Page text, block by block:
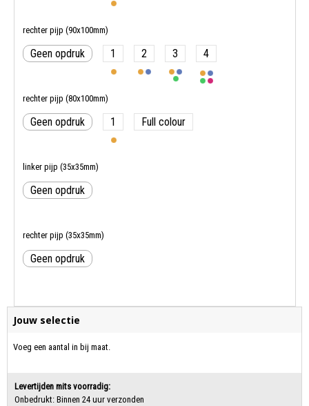
rechter pijp (90x100mm)
Geen opdruk 1 2 3 4
rechter pijp (80x100mm)
Geen opdruk 1 Full colour
linker pijp (35x35mm)
Geen opdruk
rechter pijp (35x35mm)
Geen opdruk
Jouw selectie
Voeg een aantal in bij maat.
Levertijden mits voorradig:
Onbedrukt: Binnen 24 uur verzonden